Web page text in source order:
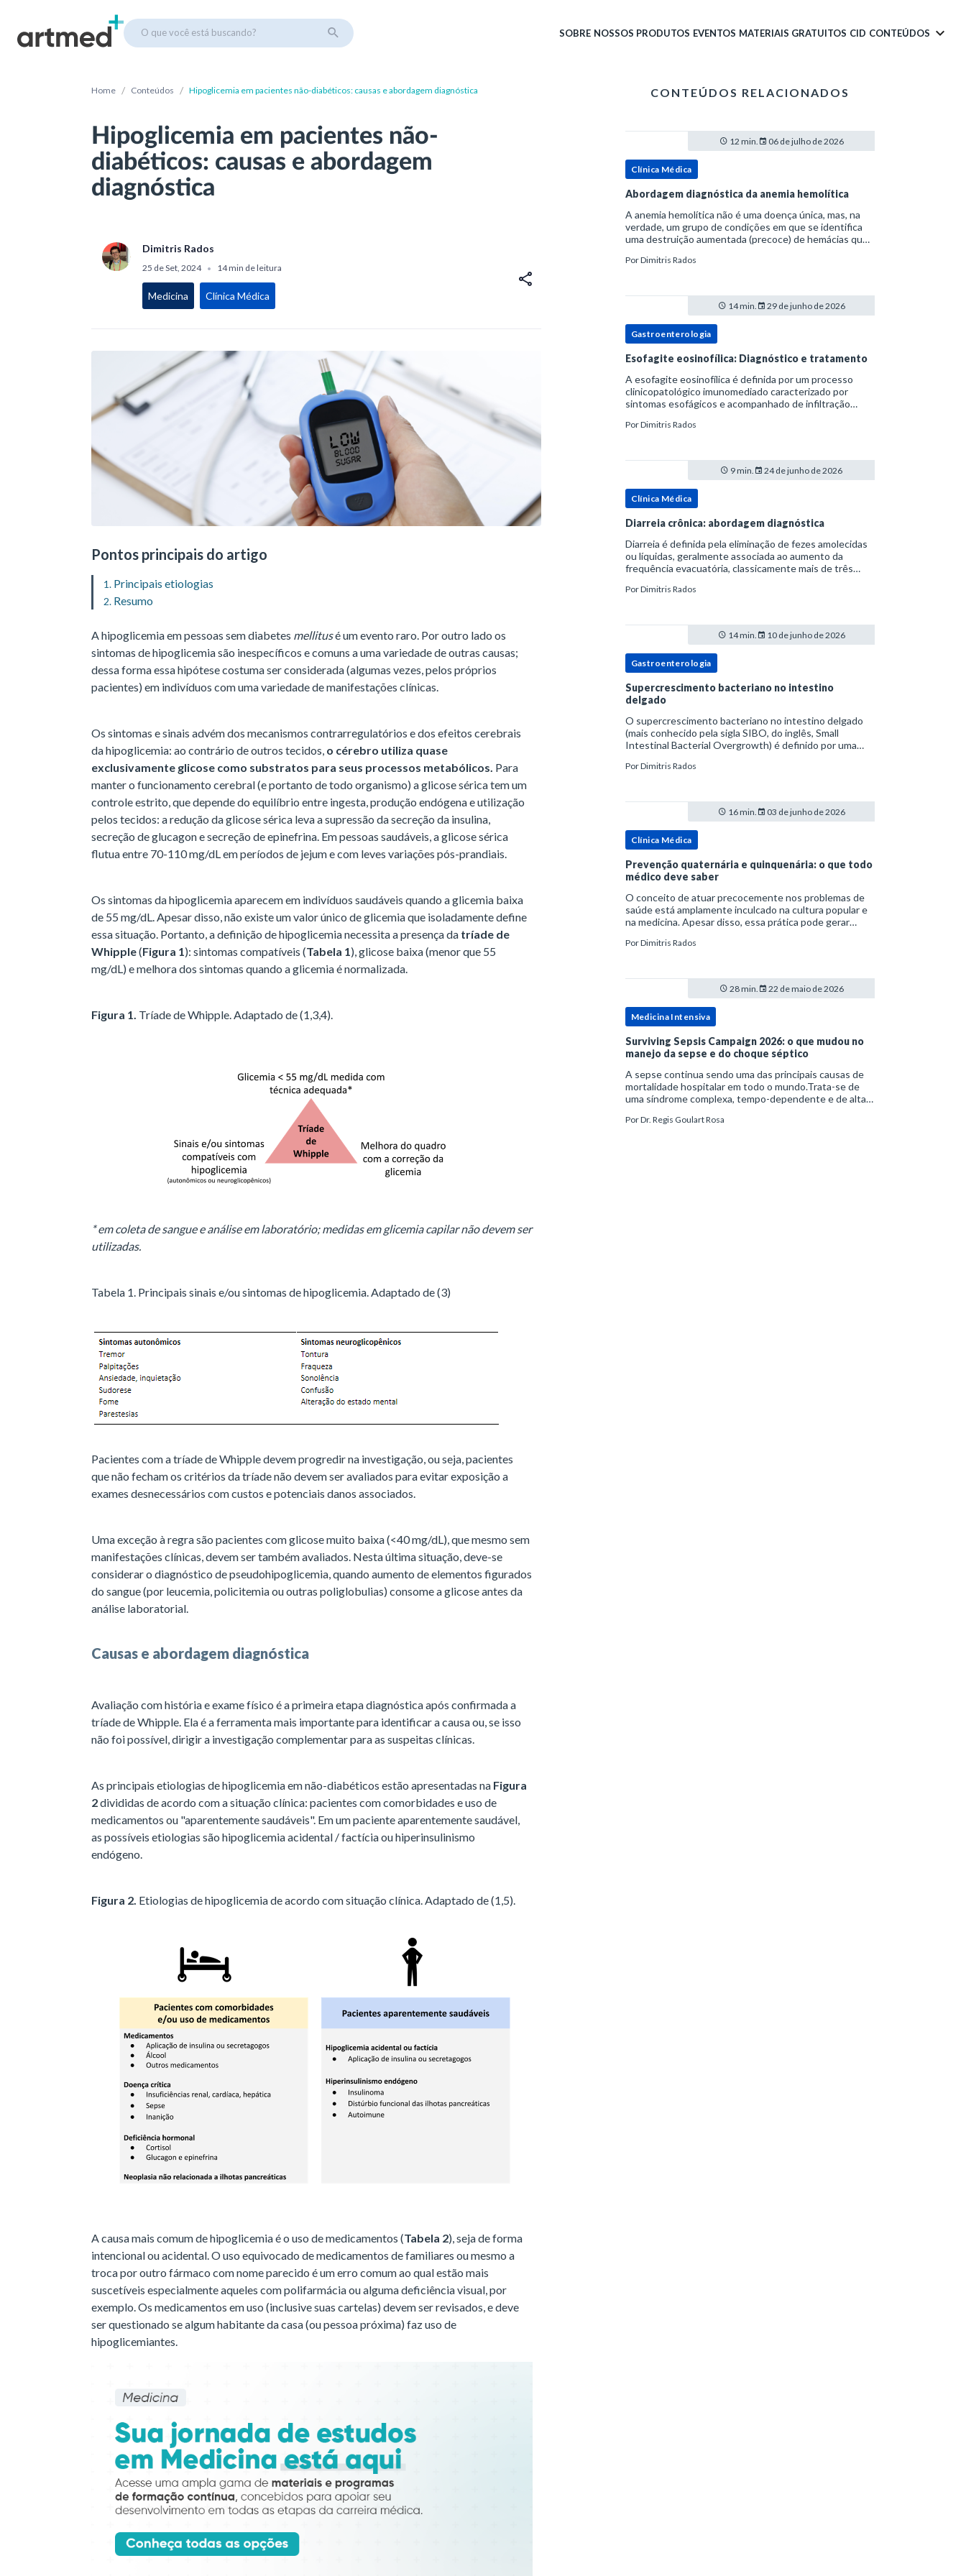
O que você está buscando? SOBRE NOSSOS PRODUTOS EVENTOS MATERIAIS GRATUITOS CID CONTEÚDOS
Home / Conteúdos / Hipoglicemia em pacientes não-diabéticos: causas e abordagem diagnóstica
Hipoglicemia em pacientes não-
diabéticos: causas e abordagem
diagnóstica
Dimitris Rados
25 de Set, 2024 • 14 min de leitura
Medicina Clínica Médica
Pontos principais do artigo
Principais etiologias
Resumo
A hipoglicemia em pessoas sem diabetes mellitusé um evento raro. Por outro lado os
sintomas de hipoglicemia são inespecíficos e comuns a uma variedade de outras causas;
dessa forma essa hipótese costuma ser considerada (algumas vezes, pelos próprios
pacientes) em indivíduos com uma variedade de manifestações clínicas.
Os sintomas e sinais advém dos mecanismos contrarregulatórios e dos efeitos cerebrais
da hipoglicemia: ao contrário de outros tecidos, o cérebro utiliza quase
exclusivamente glicose como substratos para seus processos metabólicos. Para
manter o funcionamento cerebral (e portanto de todo organismo) a glicose sérica tem um
controle estrito, que depende do equilíbrio entre ingesta, produção endógena e utilização
pelos tecidos: a redução da glicose sérica leva a supressão da secreção da insulina,
secreção de glucagon e secreção de epinefrina. Em pessoas saudáveis, a glicose sérica
flutua entre 70-110 mg/dL em períodos de jejum e com leves variações pós-prandiais.
Os sintomas da hipoglicemia aparecem em indivíduos saudáveis quando a glicemia baixa
de 55 mg/dL. Apesar disso, não existe um valor único de glicemia que isoladamente define
essa situação. Portanto, a definição de hipoglicemia necessita a presença da tríade de
Whipple(Figura 1): sintomas compatíveis (Tabela 1), glicose baixa (menor que 55
mg/dL) e melhora dos sintomas quando a glicemia é normalizada.
Figura 1. Tríade de Whipple. Adaptado de (1,3,4).
* em coleta de sangue e análise em laboratório; medidas em glicemia capilar não devem ser
utilizadas.
Tabela 1. Principais sinais e/ou sintomas de hipoglicemia. Adaptado de (3)
Pacientes com a tríade de Whipple devem progredir na investigação, ou seja, pacientes
que não fecham os critérios da tríade não devem ser avaliados para evitar exposição a
exames desnecessários com custos e potenciais danos associados.
Uma exceção à regra são pacientes com glicose muito baixa (<40 mg/dL), que mesmo sem
manifestações clínicas, devem ser também avaliados. Nesta última situação, deve-se
considerar o diagnóstico de pseudohipoglicemia, quando aumento de elementos figurados
do sangue (por leucemia, policitemia ou outras poliglobulias) consome a glicose antes da
análise laboratorial.
Causas e abordagem diagnóstica
Avaliação com história e exame físico é a primeira etapa diagnóstica após confirmada a
tríade de Whipple. Ela é a ferramenta mais importante para identificar a causa ou, se isso
não foi possível, dirigir a investigação complementar para as suspeitas clínicas.
As principais etiologias de hipoglicemia em não-diabéticos estão apresentadas na Figura
2divididas de acordo com a situação clínica: pacientes com comorbidades e uso de
medicamentos ou "aparentemente saudáveis". Em um paciente aparentemente saudável,
as possíveis etiologias são hipoglicemia acidental / factícia ou hiperinsulinismo
endógeno.
Figura 2. Etiologias de hipoglicemia de acordo com situação clínica. Adaptado de (1,5).
A causa mais comum de hipoglicemia é o uso de medicamentos (Tabela 2), seja de forma
intencional ou acidental. O uso equivocado de medicamentos de familiares ou mesmo a
troca por outro fármaco com nome parecido é um erro comum ao qual estão mais
suscetíveis especialmente aqueles com polifarmácia ou alguma deficiência visual, por
exemplo. Os medicamentos em uso (inclusive suas cartelas) devem ser revisados, e deve
ser questionado se algum habitante da casa (ou pessoa próxima) faz uso de
hipoglicemiantes.
CONTEÚDOS RELACIONADOS
12 min. 06 de julho de 2026
Clínica Médica
Abordagem diagnóstica da anemia hemolítica
A anemia hemolítica não é uma doença única, mas, na
verdade, um grupo de condições em que se identifica
uma destruição aumentada (precoce) de hemácias que
óssea.Como a vida média normal da hemácia é de apro
PorDimitris Rados
14 min. 29 de junho de 2026
Gastroenterologia
Esofagite eosinofílica: Diagnóstico e tratamento
A esofagite eosinofílica é definida por um processo
clinicopatológico imunomediado caracterizado por
sintomas esofágicos e acompanhado de infiltração
dentro do espectro da doença do refluxo gastr
PorDimitris Rados
9 min. 24 de junho de 2026
Clínica Médica
Diarreia crônica: abordagem diagnóstica
Diarreia é definida pela eliminação de fezes amolecidas
ou líquidas, geralmente associada ao aumento da
frequência evacuatória, classicamente mais de três
prática, a consistência das fezes costuma s
PorDimitris Rados
14 min. 10 de junho de 2026
Gastroenterologia
Supercrescimento bacteriano no intestino
delgado
O supercrescimento bacteriano no intestino delgado
(mais conhecido pela sigla SIBO, do inglês, Small
Intestinal Bacterial Overgrowth) é definido por uma
específica de disbiose do trato digestivo. P
PorDimitris Rados
16 min. 03 de junho de 2026
Clínica Médica
Prevenção quaternária e quinquenária: o que todo
médico deve saber
O conceito de atuar precocemente nos problemas de
saúde está amplamente inculcado na cultura popular e
na medicina. Apesar disso, essa prática pode gerar
tratamentos podem advir de prevenção excessiva
PorDimitris Rados
28 min. 22 de maio de 2026
Medicina Intensiva
Surviving Sepsis Campaign 2026: o que mudou no
manejo da sepse e do choque séptico
A sepse continua sendo uma das principais causas de
mortalidade hospitalar em todo o mundo.Trata-se de
uma síndrome complexa, tempo-dependente e de alta
manejo estruturado são determinantes para o desfe
PorDr. Regis Goulart Rosa